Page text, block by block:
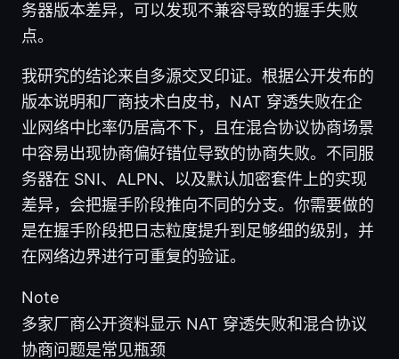
务器版本差异，可以发现不兼容导致的握手失败
点。
我研究的结论来自多源交叉印证。根据公开发布的
版本说明和厂商技术白皮书，NAT 穿透失败在企
业网络中比率仍居高不下，且在混合协议协商场景
中容易出现协商偏好错位导致的协商失败。不同服
务器在 SNI、ALPN、以及默认加密套件上的实现
差异，会把握手阶段推向不同的分支。你需要做的
是在握手阶段把日志粒度提升到足够细的级别，并
在网络边界进行可重复的验证。
Note
多家厂商公开资料显示 NAT 穿透失败和混合协议
协商问题是常见瓶颈